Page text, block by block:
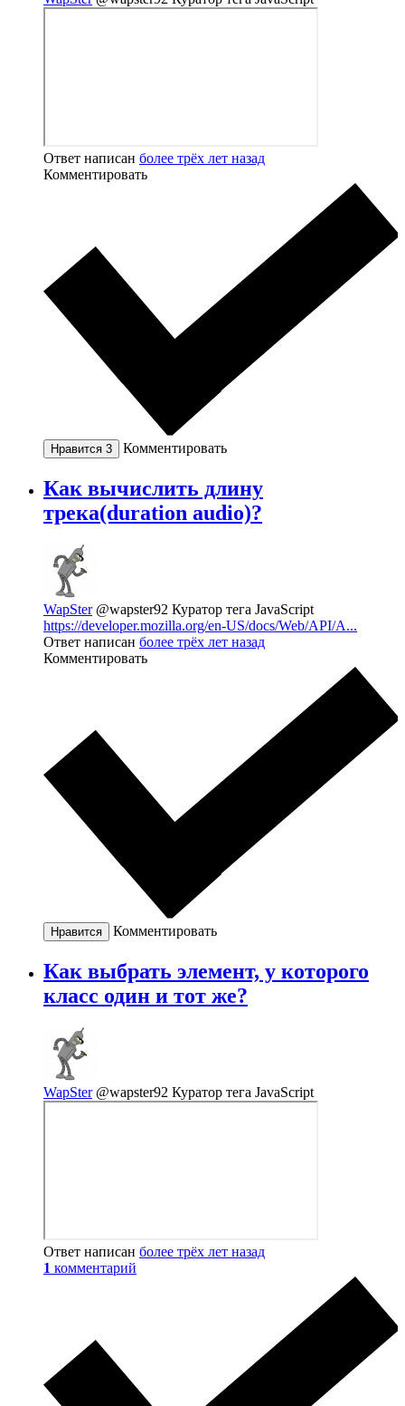
Ответ написан более трёх лет назад
Комментировать
Нравится 3 Комментировать
Как вычислить длину
трека(duration audio)?
WapSter @wapster92 Куратор тега JavaScript
https://developer.mozilla.org/en-US/docs/Web/API/A...
Ответ написан более трёх лет назад
Комментировать
Нравится Комментировать
Как выбрать элемент, у которого
класс один и тот же?
WapSter @wapster92 Куратор тега JavaScript
Ответ написан более трёх лет назад
1 комментарий